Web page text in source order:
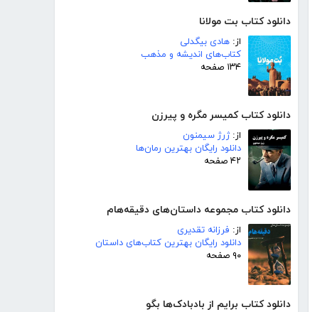
دانلود کتاب بت مولانا
از: هادی بیگدلی
کتاب‌های اندیشه و مذهب
۱۳۴ صفحه
دانلود کتاب کمیسر مگره و پیرزن
از:ژرژ سیمنون
دانلود رایگان بهترین رمان‌ها
۴۲ صفحه
دانلود کتاب مجموعه داستان‌های دقیقه‌هام
از: فرزانه تقدیری
دانلود رایگان بهترین کتاب‌های داستان
۹۰ صفحه
دانلود کتاب برایم از بادبادک‌ها بگو